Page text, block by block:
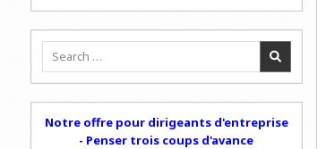
Search
Notre offre pour dirigeants d'entreprise
- Penser trois coups d'avance